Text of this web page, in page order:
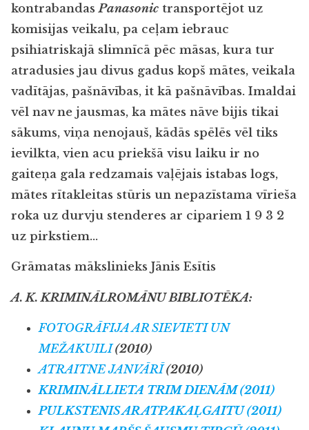
kontrabandasPanasonic transportējot uz
komisijas veikalu, pa ceļam iebrauc
psihiatriskajā slimnīcā pēc māsas, kura tur
atradusies jau divus gadus kopš mātes, veikala
vadītājas, pašnāvības, it kā pašnāvības. Imaldai
vēl nav ne jausmas, ka mātes nāve bijis tikai
sākums, viņa nenojauš, kādās spēlēs vēl tiks
ievilkta, vien acu priekšā visu laiku ir no
gaiteņa gala redzamais vaļējais istabas logs,
mātes rītakleitas stūris un nepazīstama vīrieša
roka uz durvju stenderes ar cipariem 1 9 3 2
uz pirkstiem…
Grāmatas mākslinieks Jānis Esītis
A. K. KRIMINĀLROMĀNU BIBLIOTĒKA:
FOTOGRĀFIJA AR SIEVIETI UN
MEŽAKUILI(2010)
ATRAITNE JANVĀRĪ(2010)
KRIMINĀLLIETA TRIM DIENĀM (2011)
PULKSTENIS AR ATPAKAĻGAITU (2011)